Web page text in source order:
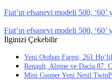
Fiat’ın efsanevi modeli 500,
Fiat’ın efsanevi modeli 500,
İlginizi Çekebilir
Yeni Otoban Faresi; 261
Renault, Alpine ve Dacia 87.
Mini Cooper Yeni Nesil